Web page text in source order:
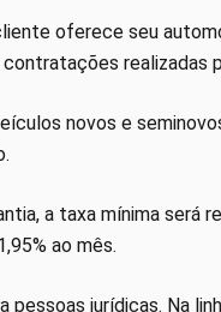
oferece seu
contratações
novos e
a taxa mínima será
ao mês.
pessoas jurídicas. Na